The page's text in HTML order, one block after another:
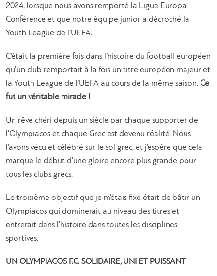
2024, lorsque nous avons remporté la Ligue Europa
Conférence et que notre équipe junior a décroché la
Youth League de l’UEFA.
C’était la première fois dans l’histoire du football européen
qu’un club remportait à la fois un titre européen majeur et
la Youth League de l’UEFA au cours de la même saison. Ce
fut un véritable miracle !
Un rêve chéri depuis un siècle par chaque supporter de
l’Olympiacos et chaque Grec est devenu réalité. Nous
l’avons vécu et célébré sur le sol grec, et j’espère que cela
marque le début d’une gloire encore plus grande pour
tous les clubs grecs.
Le troisième objectif que je m’étais fixé était de bâtir un
Olympiacos qui dominerait au niveau des titres et
entrerait dans l’histoire dans toutes les disciplines
sportives.
UN OLYMPIACOS F.C. SOLIDAIRE, UNI ET PUISSANT